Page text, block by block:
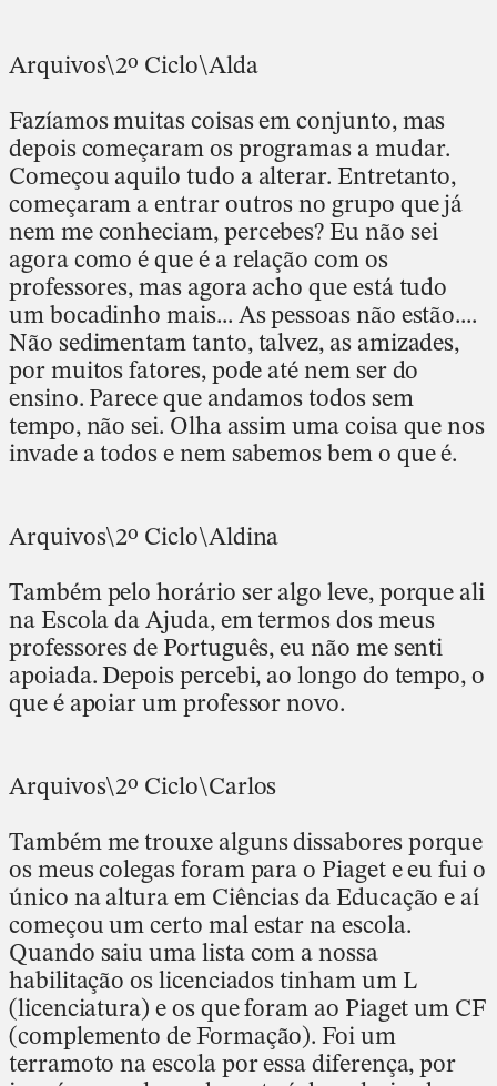
Arquivos\2º Ciclo\Alda
Fazíamos muitas coisas em conjunto, mas
depois começaram os programas a mudar.
Começou aquilo tudo a alterar. Entretanto,
começaram a entrar outros no grupo que já
nem me conheciam, percebes? Eu não sei
agora como é que é a relação com os
professores, mas agora acho que está tudo
um bocadinho mais... As pessoas não estão....
Não sedimentam tanto, talvez, as amizades,
por muitos fatores, pode até nem ser do
ensino. Parece que andamos todos sem
tempo, não sei. Olha assim uma coisa que nos
invade a todos e nem sabemos bem o que é.
Arquivos\2º Ciclo\Aldina
Também pelo horário ser algo leve, porque ali
na Escola da Ajuda, em termos dos meus
professores de Português, eu não me senti
apoiada. Depois percebi, ao longo do tempo, o
que é apoiar um professor novo.
Arquivos\2º Ciclo\Carlos
Também me trouxe alguns dissabores porque
os meus colegas foram para o Piaget e eu fui o
único na altura em Ciências da Educação e aí
começou um certo mal estar na escola.
Quando saiu uma lista com a nossa
habilitação os licenciados tinham um L
(licenciatura) e os que foram ao Piaget um CF
(complemento de Formação). Foi um
terramoto na escola por essa diferença, por